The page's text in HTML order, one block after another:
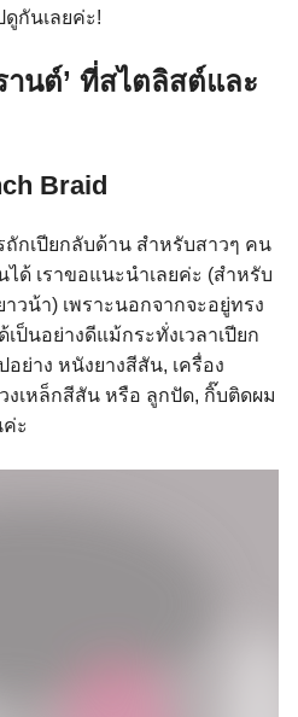
ดูกันเลยค่ะ!
านต์’ ที่สไตลิสต์และ
Braid
ถักเปียกลับด้าน สำหรับสาวๆ คน
ด้ เราขอแนะนำเลยค่ะ (สำหรับ
วน้า) เพราะนอกจากจะอยู่ทรง
เป็นอย่างดีแม้กระทั่งเวลาเปียก
อย่าง หนังยางสีสัน, เครื่อง
เหล็กสีสัน หรือ ลูกปัด, กิ๊บติดผม
ะ